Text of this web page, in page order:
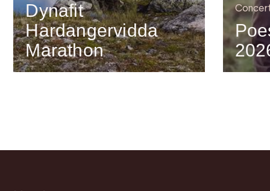
Dynafit
Hardangervidda
Marathon